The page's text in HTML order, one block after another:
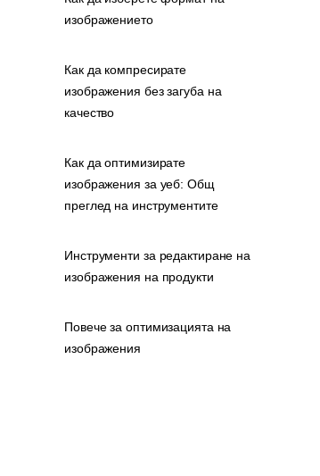
изображението
Как да компресирате
изображения без загуба на
качество
Как да оптимизирате
изображения за уеб: Общ
преглед на инструментите
Инструменти за редактиране на
изображения на продукти
Повече за оптимизацията на
изображения